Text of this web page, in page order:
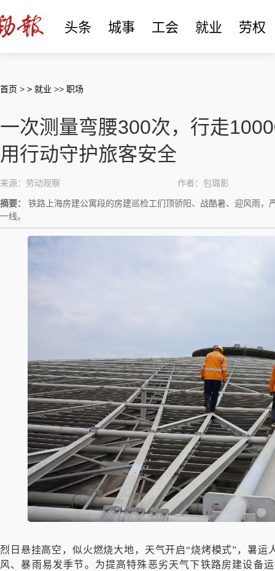
头条 城事 工会 就业 劳权
首页 > > 就业 >> 职场
一次测量弯腰300次，行走
用行动守护旅客安全
来源：劳动观察 作者：包璐影
摘要：
铁路上海房建公寓段的房建巡检工们顶骄阳、战酷暑、迎风雨
一线。
烈日悬挂高空，似火燃烧大地，天气开启“烧烤模式”，暑
风、暴雨易发季节。为提高特殊恶劣天气下铁路房建设备